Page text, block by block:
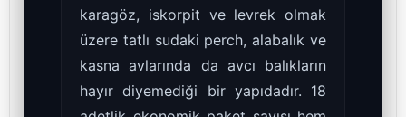
karagöz, iskorpit ve levrek olmak
üzere tatlı sudaki perch, alabalık ve
kasna avlarında da avcı balıkların
hayır diyemediği bir yapıdadır. 18